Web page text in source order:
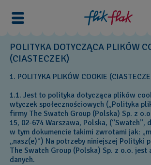
POLITYKA DOTYCZĄCA PLIKÓW
(CIASTECZEK)
1. POLITYKA PLIKÓW COOKIE
1.1. Jest to polityka dotycząca plików
wtyczek społecznościowych („Polityka
firmy The Swatch Group (Polska) Sp. z
15, 02-674 Warszawa, Polska, (“Swatch”,
w tym dokumencie takimi zwrotami jak:
„nasz(e)“) Na potrzeby niniejszej Polityki
The Swatch Group (Polska) Sp. z o.o.
danych.